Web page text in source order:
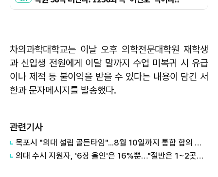
차의과학대학교는 이날 오후 의학전문대학원 재학생
과 신입생 전원에게 이달 말까지 수업 미복귀 시 유급
이나 제적 등 불이익을 받을 수 있다는 내용이 담긴 서
한과 문자메시지를 발송했다.
관련기사
목포시 "의대 설립 골든타임"...8월 10일까지 통합 합의 촉구
의대 수시 지원자, '6장 올인'은 16%뿐…"절반은 1~2곳만 썼다"